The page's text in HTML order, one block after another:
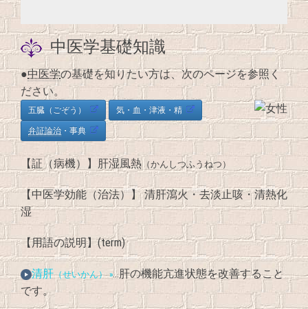
中医学基礎知識
●中医学の基礎を知りたい方は、次のページを参照く
ださい。
五臓（ごぞう） 気・血・津液・精
弁証論治 ・事典
【証（病機）】肝湿風熱 （かんしつふうねつ）
【中医学効能（治法）】 清肝瀉火・去淡止咳・清熱化
湿
【用語の説明】(term)
清肝（せいかん） »…肝の機能亢進状態を改善すること
です。